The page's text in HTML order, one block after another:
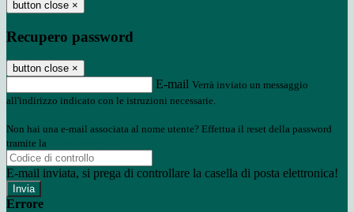
button close ×
Recupero password
button close ×
E-mail Verrà inviato un messaggio
all'indirizzo indicato con le istruzioni necessarie.
Non hai una e-mail associata al nome utente? Effettua il reset della password
tramite la
E-mail inviata, si prega di controllare la casella di posta elettronica!
Errore